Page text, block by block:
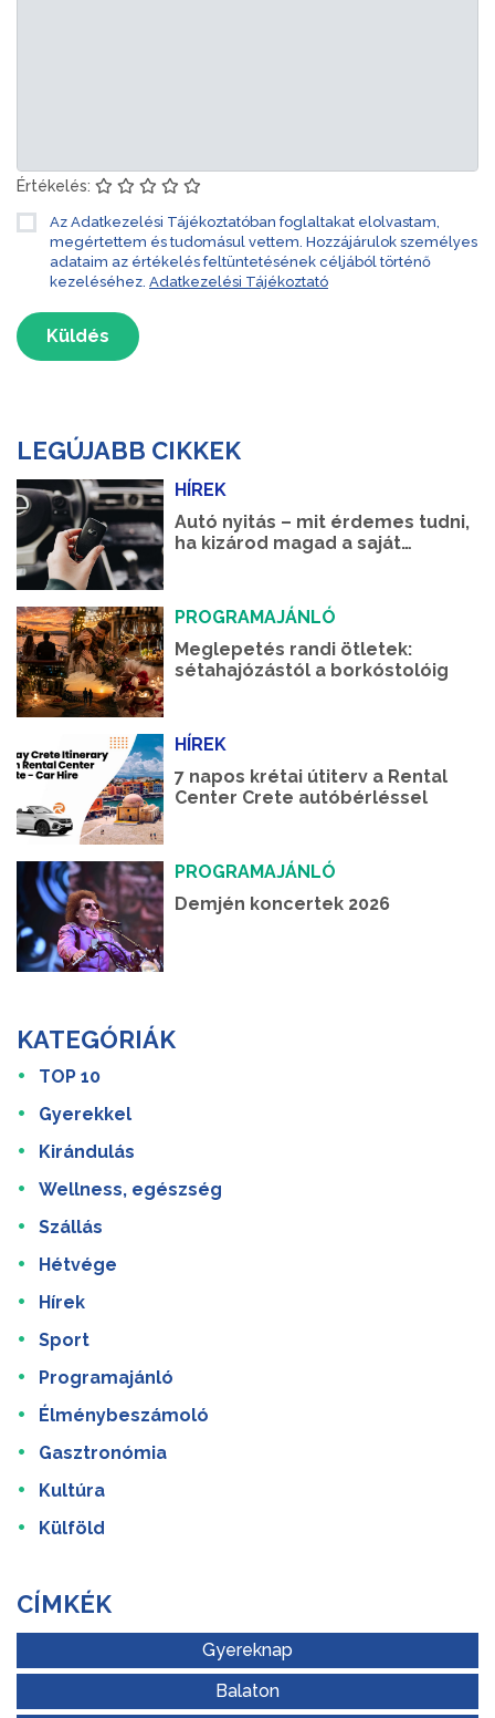
Értékelés:
Az Adatkezelési Tájékoztatóban foglaltakat elolvastam,
megértettem és tudomásul vettem. Hozzájárulok személyes
adataim az értékelés feltüntetésének céljából történő
kezeléséhez. Adatkezelési Tájékoztató
Küldés
LEGÚJABB CIKKEK
HÍREK
Autó nyitás – mit érdemes tudni,
ha kizárod magad a saját
PROGRAMAJÁNLÓ
Meglepetés randi ötletek:
sétahajózástól a borkóstolóig
HÍREK
7 napos krétai útiterv a Rental
Center Crete autóbérléssel
PROGRAMAJÁNLÓ
Demjén koncertek 2026
KATEGÓRIÁK
TOP 10
Gyerekkel
Kirándulás
Wellness, egészség
Szállás
Hétvége
Hírek
Sport
Programajánló
Élménybeszámoló
Gasztronómia
Kultúra
Külföld
CÍMKÉK
Gyereknap
Balaton